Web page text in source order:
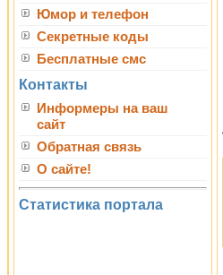
Юмор и телефон
Секретные коды
Бесплатные смс
Контакты
Информеры на ваш
сайт
Обратная связь
О сайте!
Статистика портала